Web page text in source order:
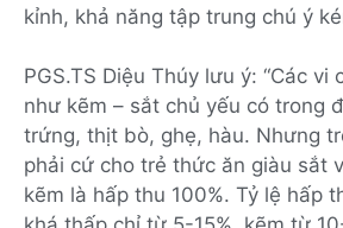
kỉnh, khả năng tập trung chú ý
PGS.TS Diệu Thúy lưu ý: “Các vi
như kẽm – sắt chủ yếu có trong
trứng, thịt bò, ghẹ, hàu. Nhưng
phải cứ cho trẻ thức ăn giàu sắt
kẽm là hấp thu 100%. Tỷ lệ hấp